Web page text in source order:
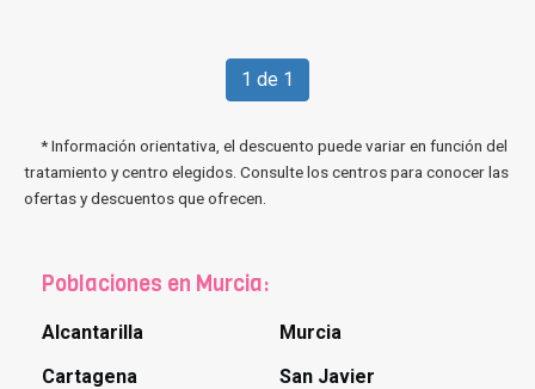
1 de 1
* Información orientativa, el descuento puede variar en función del
tratamiento y centro elegidos. Consulte los centros para conocer las
ofertas y descuentos que ofrecen.
Poblaciones en Murcia:
Alcantarilla
Cartagena
Murcia
San Javier